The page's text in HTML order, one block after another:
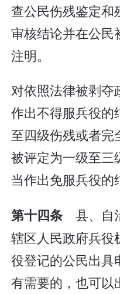
查公民伤残鉴定和
审核结论并在公民
注明。
对依照法律被剥夺
作出不得服兵役的
至四级伤残或者完
被评定为一级至三
当作出免服兵役的
第十四条县、自
辖区人民政府兵役
役登记的公民出具
有需要的，也可以